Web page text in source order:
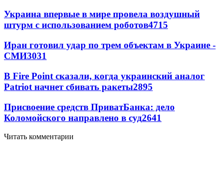
Украина впервые в мире провела воздушный
штурм с использованием роботов4715
Иран готовил удар по трем объектам в Украине -
СМИ3031
В Fire Point сказали, когда украинский аналог
Patriot начнет сбивать ракеты2895
Присвоение средств ПриватБанка: дело
Коломойского направлено в суд2641
Читать комментарии